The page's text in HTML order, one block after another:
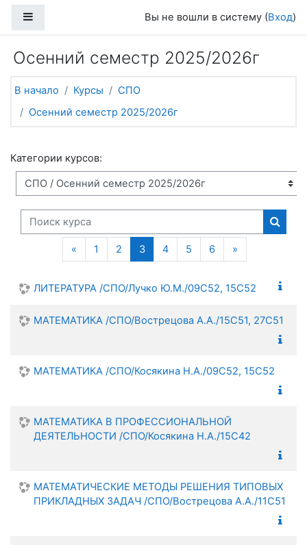
Вы не вошли в систему (Вход)
Осенний семестр 2025/2026г
В начало Курсы
СПО
Осенний семестр 2025/2026г
Категории курсов:
Поиск курса
Поиск
« Предыдущая страница
1 2 3(текущая)
4 5 6 »
ЛИТЕРАТУРА /СПО/Лучко Ю.М./09С52, 15С52
МАТЕМАТИКА /СПО/Вострецова А.А./15С51, 27С51
МАТЕМАТИКА /СПО/Косякина Н.А./09С52, 15С52
МАТЕМАТИКА В ПРОФЕССИОНАЛЬНОЙ
ДЕЯТЕЛЬНОСТИ /СПО/Косякина Н.А./15С42
МАТЕМАТИЧЕСКИЕ МЕТОДЫ РЕШЕНИЯ ТИПОВЫХ
ПРИКЛАДНЫХ ЗАДАЧ /СПО/Вострецова А.А./11С51